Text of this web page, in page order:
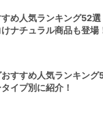
め人気ランキング52
ナチュラル商品も登場
すすめ人気ランキング
イプ別に紹介！